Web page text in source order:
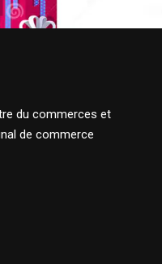
du commerces et
de commerce